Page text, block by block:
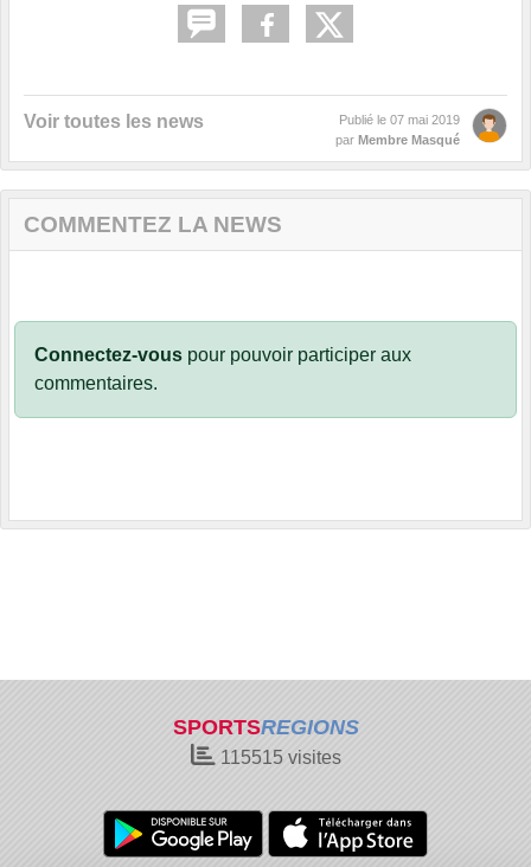
Voir toutes les news Publié le 07 mai 2019
par Membre Masqué
COMMENTEZ LA NEWS
Connectez-vous pour pouvoir participer aux
commentaires.
SPORTSREGIONS
115515 visites